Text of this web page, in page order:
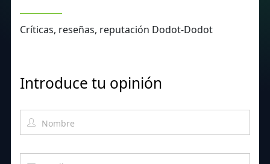
Críticas, reseñas, reputación Dodot-Dodot
Introduce tu opinión